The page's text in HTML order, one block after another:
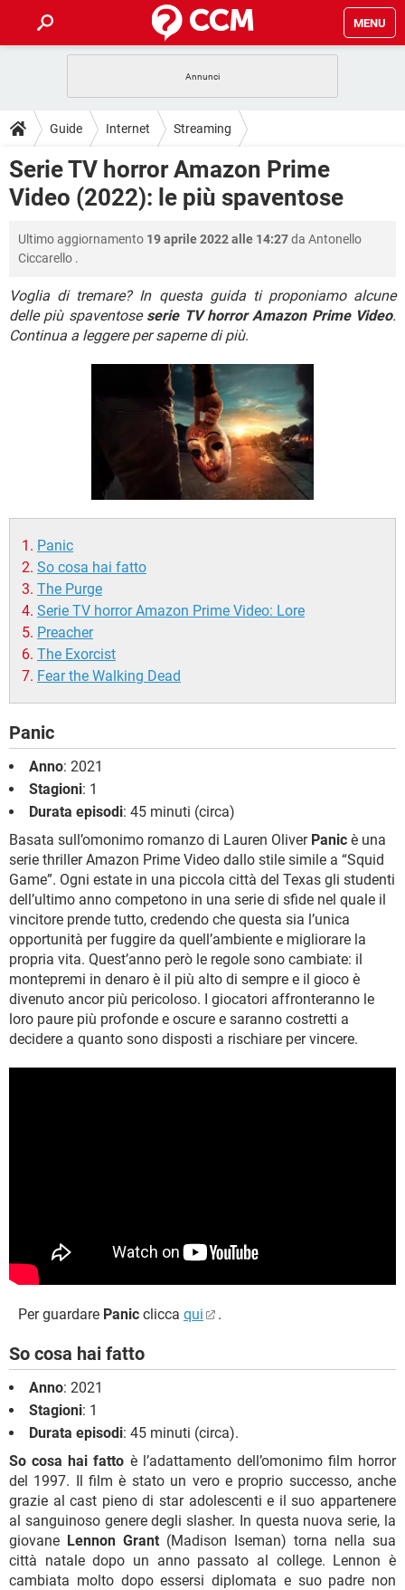
MENU
INTRATTENIMENTO ANDROID
iOS WINDOWS 10
INSTAGRAM WHATSAPP
HARDWARE
GUIDE
COVID-19 GAMING
INTRATTENIMENTO ANDROID
WINDOWS 10
INSTAGRAM WHATSAPP
HARDWARE
DOWNLOAD
COVID-19 GAMING
iOS
INSTAGRAM WHATSAPP
TIKTOK FACEBOOK
FORUM
COVID-19 GAMING
iOS WINDOWS 10
INSTAGRAM WHATSAPP
FACEBOOK
GLOSSARIO
COVID-19 GAMING
INTRATTENIMENTO ANDROID
FACEBOOK
Guide Internet Streaming
Serie TV horror Amazon Prime
Video (2022): le più spaventose
Ultimo aggiornamento 19 aprile 2022 alle 14:27da Antonello
Ciccarello .
Voglia di tremare? In questa guida ti proponiamo alcune
delle più spaventose serie TV horror Amazon Prime Video.
Continua a leggere per saperne di più.
Panic
So cosa hai fatto
The Purge
Serie TV horror Amazon Prime Video: Lore
Preacher
The Exorcist
Fear the Walking Dead
Panic
Anno: 2021
Stagioni: 1
Durata episodi: 45 minuti (circa)
Basata sull’omonimo romanzo di Lauren Oliver Panic è una
serie thriller Amazon Prime Video dallo stile simile a “Squid
Game”. Ogni estate in una piccola città del Texas gli studenti
dell’ultimo anno competono in una serie di sfide nel quale il
vincitore prende tutto, credendo che questa sia l’unica
opportunità per fuggire da quell’ambiente e migliorare la
propria vita. Quest’anno però le regole sono cambiate: il
montepremi in denaro è il più alto di sempre e il gioco è
divenuto ancor più pericoloso. I giocatori affronteranno le
loro paure più profonde e oscure e saranno costretti a
decidere a quanto sono disposti a rischiare per vincere.
Per guardare Panic clicca qui .
So cosa hai fatto
Anno: 2021
Stagioni: 1
Durata episodi: 45 minuti (circa).
So cosa hai fatto è l’adattamento dell’omonimo film horror
del 1997. Il film è stato un vero e proprio successo, anche
grazie al cast pieno di star adolescenti e il suo appartenere
al sanguinoso genere degli slasher. In questa nuova serie, la
giovane Lennon Grant (Madison Iseman) torna nella sua
città natale dopo un anno passato al college. Lennon è
cambiata molto dopo essersi diplomata e suo padre non